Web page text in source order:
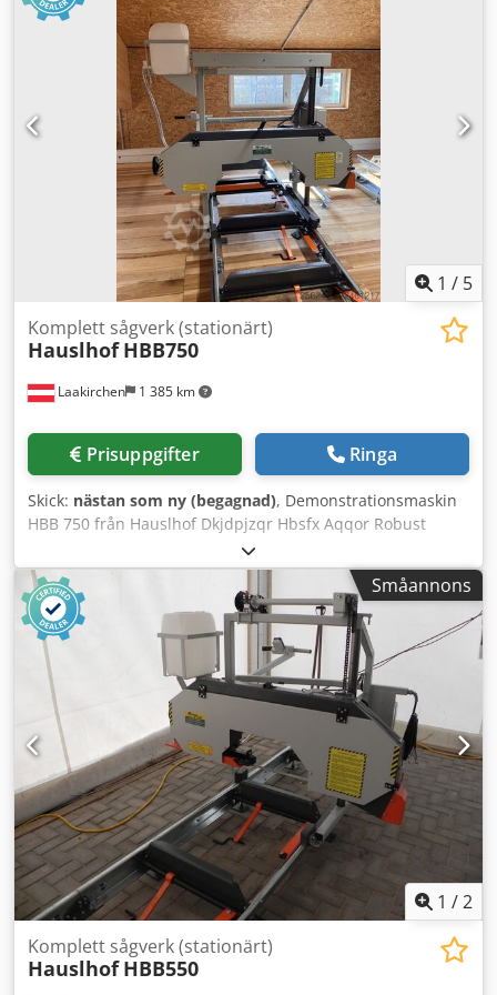
centralt smörjsystem, doserare, hytt, - Stockcirkelsåg,
fullt fungerande - max. stockdiameter 800 mm, max. längd
6 m, enstaka upp till 8 m - max. dimensionssågad vara
180/180 mm, i lägesläge för breda plankor 310/180 mm -
automatisk sortering av sågade produkter Dedpfxoyc Ncrs
Aqqekr - priset inkluderar stockmatare, 2x utlastningsband
och 1x sorteringsband
1 / 5
Laakirchen 1 385 km
Komplett sågverk (stationärt)
Hauslhof HBB750
Prisuppgifter Ringa
Skick: nästan som ny (begagnad), Demonstrationsmaskin
HBB 750 från Hauslhof Dkjdpjzqr Hbsfx Aqqor Robust
bandsåg för stammar med en diameter på upp till 75 cm,
bra sågnoggrannhet, exakt och enkel höjdjustering, lätt att
använda. Överdel pulverlackerad, underdel delvis
galvaniserad. Kan förlängas obegränsat med
förlängningssektioner. CE-märkt. 100 % tillverkad i EU
(utvecklad, konstruerad och kvalitetskontrollerad).
Originalet. Tekniska data: Maximal stamdiameter: 750 mm
Maximal brädans bredd: 730 mm Motoruteffekt S6: 5,5 kW
(4 kW S1) Såglängd, grundversion: 3,7 m Sågbandslängd:
3600 mm Sågbandbredd: upp till 33 mm Såglängd,
förlängningssektion (valfritt): 2,3 m Vikt: 450 kg
Småannons
1 /2
Komplett sågverk (stationärt)
Hauslhof HBB550